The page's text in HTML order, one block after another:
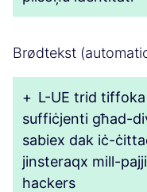
Brødtekst
+ L-UE trid
suffiċjenti għad-
sabiex dak iċ-
jinsteraqx mill-
hackers